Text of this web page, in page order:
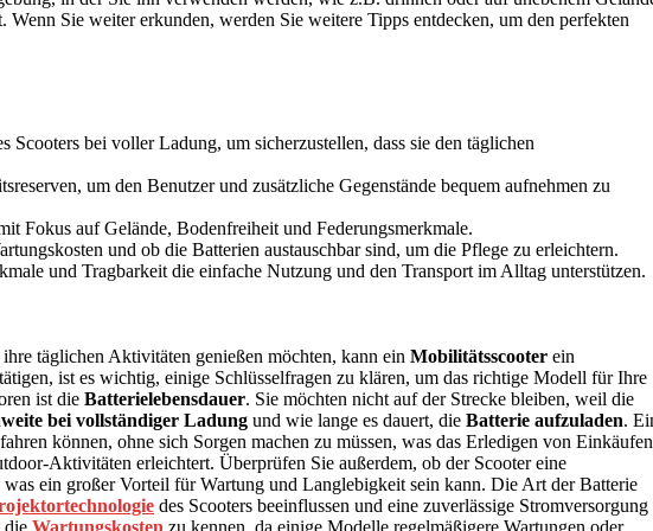
Sie weiter erkunden, werden Sie weitere Tipps entdecken, um den perfekten
bei voller Ladung, um sicherzustellen, dass sie den täglichen
um den Benutzer und zusätzliche Gegenstände bequem aufnehmen zu
Fokus auf Gelände, Bodenfreiheit und Federungsmerkmale.
und ob die Batterien austauschbar sind, um die Pflege zu erleichtern.
und Tragbarkeit die einfache Nutzung und den Transport im Alltag unterstützen.
täglichen Aktivitäten genießen möchten, kann ein Mobilitätsscooter ein
ist es wichtig, einige Schlüsselfragen zu klären, um das richtige Modell für Ihre
ist die Batterielebensdauer. Sie möchten nicht auf der Strecke bleiben, weil die
bei vollständiger Ladung und wie lange es dauert, die Batterie aufzuladen.
können, ohne sich Sorgen machen zu müssen, was das Erledigen von
Aktivitäten erleichtert. Überprüfen Sie außerdem, ob der Scooter eine
was ein großer Vorteil für Wartung und Langlebigkeit sein kann. Die Art der Batterie
des Scooters beeinflussen und eine zuverlässige Stromversorgung